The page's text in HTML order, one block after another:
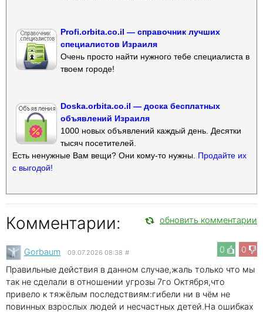
Profi.orbita.co.il — справочник лучших
специалистов Израиля
Очень просто найти нужного тебе специалиста в
твоем городе!
Doska.orbita.co.il — доска бесплатных
объявлений Израиля
1000 новых объявлений каждый день. Десятки
тысяч посетителей.
Есть ненужные Вам вещи? Они кому-то нужны. Продайте их
с выгодой!
Комментарии: обновить комментарии
0 0
Gorbaum 09.07.2026 08:38 #
Правильные действия в данном случае,жаль только что мы
так не сделали в отношении угрозы 7го Октября,что
привело к тяжёлым последствиям:гибели ни в чём не
повинных взрослых людей и несчастных детей.На ошибках